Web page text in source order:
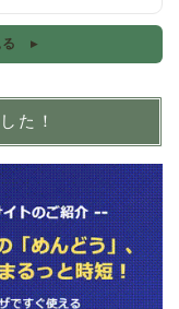
る ▸
た！